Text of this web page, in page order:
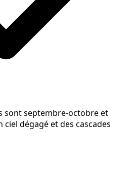
sont septembre-octobre et
dégagé et des cascades